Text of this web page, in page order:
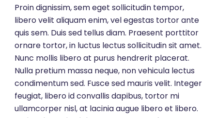
Proin dignissim, sem eget sollicitudin tempor,
libero velit aliquam enim, vel egestas tortor ante
quis sem. Duis sed tellus diam. Praesent porttitor
ornare tortor, in luctus lectus sollicitudin sit amet.
Nunc mollis libero at purus hendrerit placerat.
Nulla pretium massa neque, non vehicula lectus
condimentum sed. Fusce sed mauris velit. Integer
feugiat, libero id convallis dapibus, tortor mi
ullamcorper nisl, at lacinia augue libero et libero.